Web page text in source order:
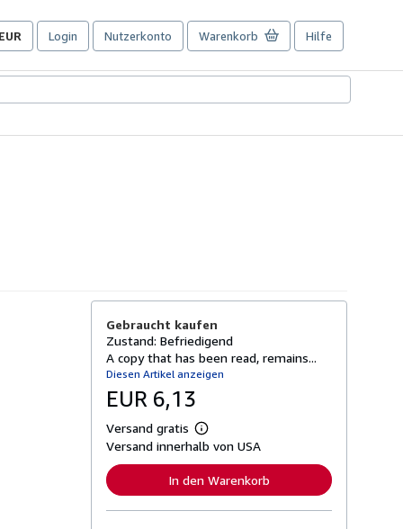
EUR
Login Nutzerkonto Warenkorb Hilfe
Gebraucht kaufen
Zustand: Befriedigend
A copy that has been read, remains...
Diesen Artikel anzeigen
EUR 6,13
Versand gratis
W
e
e
e
Versand innerhalb von USA
In den Warenkorb